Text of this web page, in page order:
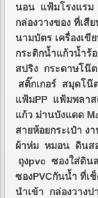
นอน แฟ้มโรงแรม
กล่องวางของ ที่เ
นามบัตร เครื่องเ
กระติกน้ำแก้วน้ำ
สปริง กระดาษโน๊
สติ๊กเกอร์ สมุดโ
แฟ้มPP แฟ้มพลา
แก้ว ม่านบังแดด
สายห้อยกระเป๋า
ผ้าห่ม หมอน ดินส
ถุงpvc ซองใส่ดิน
ซองPVCกันน้ำ ที่เ
นำเข้า กล่องวาง